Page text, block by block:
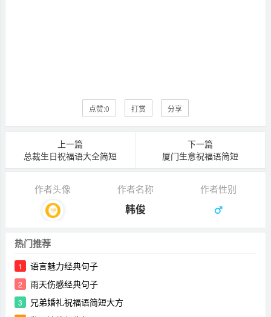
点赞:0 打赏 分享
上一篇
总裁生日祝福语大全简短
下一篇
厦门生意祝福语简短
作者头像 作者名称 作者性别
韩俊
热门推荐
1 语言魅力经典句子
2 雨天伤感经典句子
3 兄弟婚礼祝福语简短大方